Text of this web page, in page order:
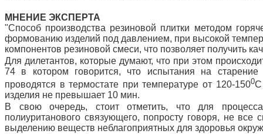
МНЕНИЕ ЭКСПЕРТА
"Способ производства резиновой плитки методом
формованию изделий под давлением, при высокой
компонентов резиновой смеси, что позволяет получить
Для дилетантов, которые думают, что при этом
74 в котором говорится, что испытания на
проводятся в термостате при температуре от 120-1500С
изделия не превышает 10 мин.
В свою очередь, стоит отметить, что для
полиуританового связующего, попросту говоря, не все
выделению веществ неблагоприятных для здоровья